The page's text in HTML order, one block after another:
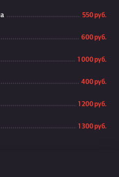
550 руб.
600 руб.
1 000 руб.
400 руб.
1 200 руб.
1 300 руб.